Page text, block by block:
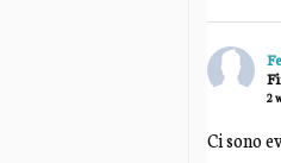
2
Ci sono